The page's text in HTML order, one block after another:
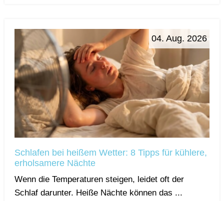
04. Aug. 2026
Schlafen bei heißem Wetter: 8 Tipps für kühlere,
erholsamere Nächte
Wenn die Temperaturen steigen, leidet oft der
Schlaf darunter. Heiße Nächte können das ...